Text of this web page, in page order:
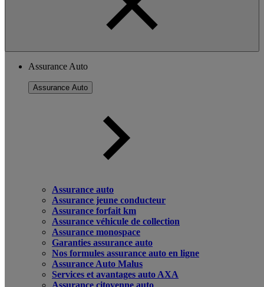
Assurance Auto
Assurance Auto
Assurance auto
Assurance jeune conducteur
Assurance forfait km
Assurance véhicule de collection
Assurance monospace
Garanties assurance auto
Nos formules assurance auto en ligne
Assurance Auto Malus
Services et avantages auto AXA
Assurance citoyenne auto